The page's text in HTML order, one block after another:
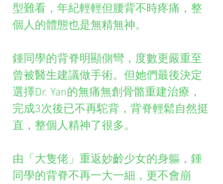
型難看，年紀輕輕但腰背不時疼痛，整
個人的體態也是無精無神。
鍾同學的背脊明顯側彎，度數更嚴重至
曾被醫生建議做手術。但她們最後決定
選擇Dr. Yan的無痛無創骨骼重建治療，
完成3次後已不再駝背，背脊輕鬆自然挺
直，整個人精神了很多。
由「大隻佬」重返妙齡少女的身軀，鍾
同學的背脊不再一大一細，更不會崩